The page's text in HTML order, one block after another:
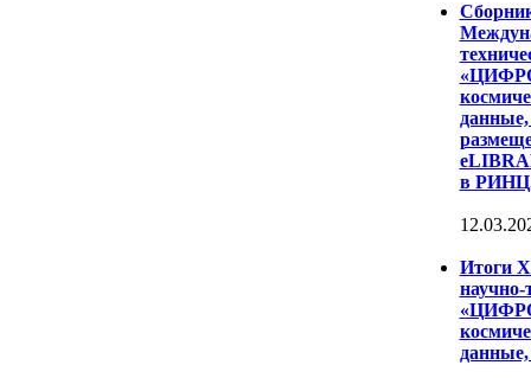
данные,
в
Итоги
научно-
данные,